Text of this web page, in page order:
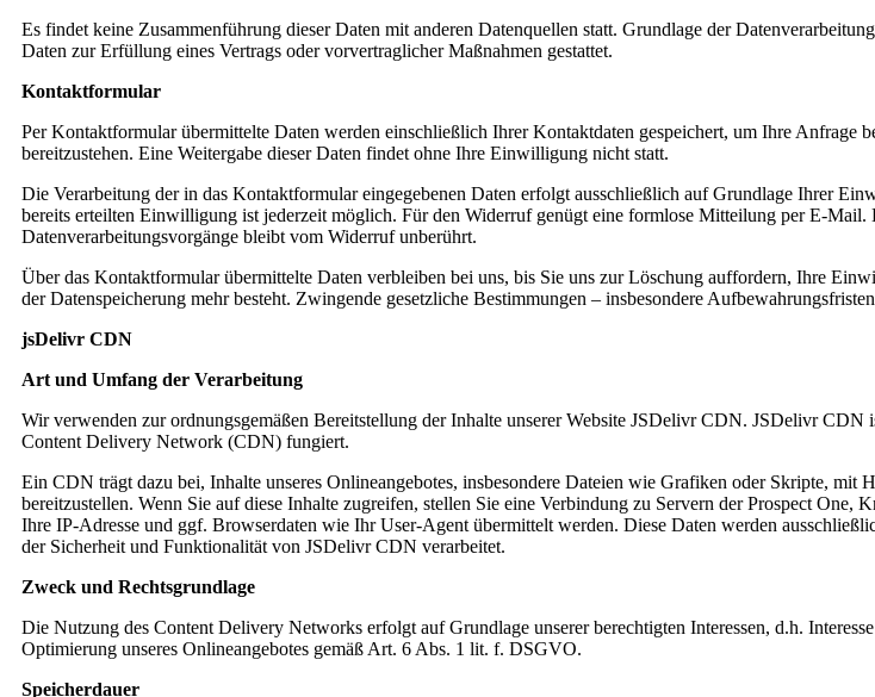
Es findet keine Zusammenführung dieser Daten mit anderen Datenquellen statt. Grundlage der
Daten zur Erfüllung eines Vertrags oder vorvertraglicher Maßnahmen gestattet.
Kontaktformular
Per Kontaktformular übermittelte Daten werden einschließlich Ihrer Kontaktdaten gespeichert, um Ihre Anfrage
bereitzustehen. Eine Weitergabe dieser Daten findet ohne Ihre Einwilligung nicht statt.
Die Verarbeitung der in das Kontaktformular eingegebenen Daten erfolgt ausschließlich auf Grundlage Ihrer
bereits erteilten Einwilligung ist jederzeit möglich. Für den Widerruf genügt eine formlose Mitteilung per E-
Datenverarbeitungsvorgänge bleibt vom Widerruf unberührt.
Über das Kontaktformular übermittelte Daten verbleiben bei uns, bis Sie uns zur Löschung auffordern, Ihre
der Datenspeicherung mehr besteht. Zwingende gesetzliche Bestimmungen – insbesondere
jsDelivr CDN
Art und Umfang der Verarbeitung
Wir verwenden zur ordnungsgemäßen Bereitstellung der Inhalte unserer Website JSDelivr CDN. JSDelivr CDN
Content Delivery Network (CDN) fungiert.
Ein CDN trägt dazu bei, Inhalte unseres Onlineangebotes, insbesondere Dateien wie Grafiken oder Skripte, mit
bereitzustellen. Wenn Sie auf diese Inhalte zugreifen, stellen Sie eine Verbindung zu Servern der Prospect
Ihre IP-Adresse und ggf. Browserdaten wie Ihr User-Agent übermittelt werden. Diese Daten werden
der Sicherheit und Funktionalität von JSDelivr CDN verarbeitet.
Zweck und Rechtsgrundlage
Die Nutzung des Content Delivery Networks erfolgt auf Grundlage unserer berechtigten Interessen, d.h.
Optimierung unseres Onlineangebotes gemäß Art. 6 Abs. 1 lit. f. DSGVO.
Speicherdauer